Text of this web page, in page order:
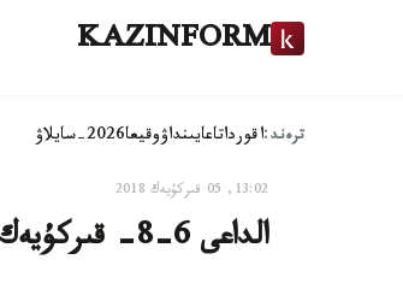
KAZINFORM
ترەند:اقورداتاعايىنداۋوقيعا2026-سايلاۋ
13:02, 05 قىركۇيەك 2018
الداعى 6-8- قىركۇيەك كۇندەرى قار ارالاس جاڭبىر جاۋادى